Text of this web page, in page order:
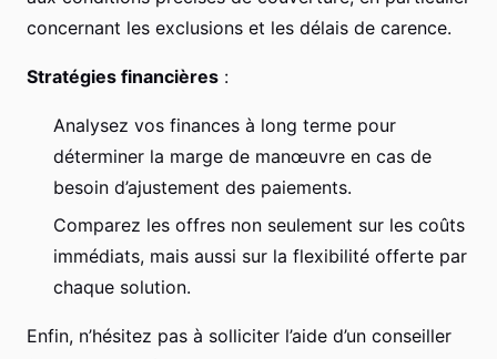
concernant les exclusions et les délais de carence.
Stratégies financières :
Analysez vos finances à long terme pour
déterminer la marge de manœuvre en cas de
besoin d’ajustement des paiements.
Comparez les offres non seulement sur les coûts
immédiats, mais aussi sur la flexibilité offerte par
chaque solution.
Enfin, n’hésitez pas à solliciter l’aide d’un conseiller